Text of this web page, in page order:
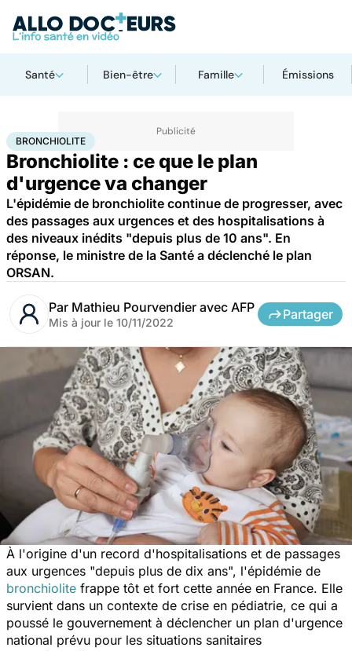
Santé Bien-être Famille Émissions
AccueilSanté Urgences Bronchiolite
BRONCHIOLITE
Bronchiolite : ce que le plan
d'urgence va changer
L'épidémie de bronchiolite continue de progresser, avec
des passages aux urgences et des hospitalisations à
des niveaux inédits "depuis plus de 10 ans". En
réponse, le ministre de la Santé a déclenché le plan
ORSAN.
Par Mathieu Pourvendier avec AFP
Mis à jour le 10/11/2022
Partager
À l'origine d'un record d'hospitalisations et de passages
aux urgences "depuis plus de dix ans", l'épidémie de
bronchiolite frappe tôt et fort cette année en France. Elle
survient dans un contexte de crise en pédiatrie, ce qui a
poussé le gouvernement à déclencher un plan d'urgence
national prévu pour les situations sanitaires